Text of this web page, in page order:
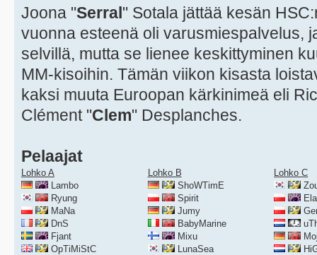
Joona "Serral" Sotala jättää kesän
vuonna esteenä oli varusmiespalvelus,
selvillä, mutta se lienee keskittyminen
MM-kisoihin. Tämän viikon kisasta
kaksi muuta Euroopan kärkinimeä eli
Clément "Clem" Desplanches.
Pelaajat
Lohko A
Lambo
Ryung
MaNa
DnS
Fjant
OpTiMiStC
Lohko B
ShoWTimE
Spirit
Jumy
BabyMarine
Mixu
LunaSea
Lohko C